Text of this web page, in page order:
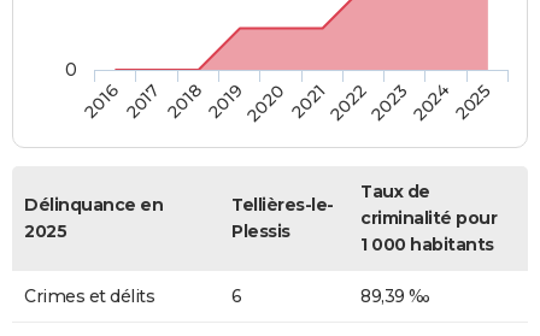
20162017 20182019202020212022202320242025
0
Délinquance en
2025
Tellières-le-
Plessis
Taux de
criminalité pour
1 000 habitants
Crimes et délits 6 89,39 ‰